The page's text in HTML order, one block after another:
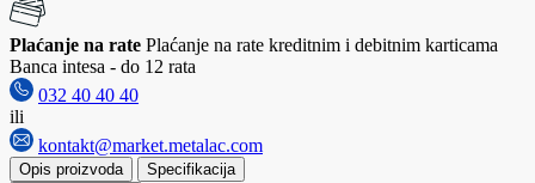
Plaćanje na rate Plaćanje na rate kreditnim i debitnim karticama
Banca intesa - do 12 rata
032 40 40 40
ili
kontakt@market.metalac.com
Opis proizvoda
Specifikacija